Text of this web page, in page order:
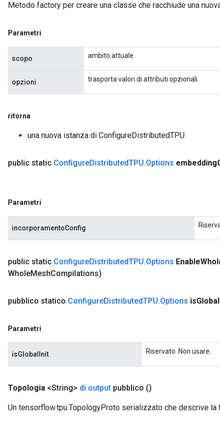
Metodo factory per creare una classe che racchiude una
Parametri
scopo ambito attuale
opzioni trasporta valori di attributi opzionali
ritorna
una nuova istanza di ConfigureDistributedTPU
public static ConfigureDistributedTPU.Options embedding
Parametri
incorporamentoConfig
public static ConfigureDistributedTPU.Options Enable
WholeMeshCompilations)
pubblico statico ConfigureDistributedTPU.Options isGlobal
Parametri
isGlobalInit Riservato. Non usare.
Topologia <String> di output pubblico ()
Un tensorflow.tpu.TopologyProto serializzato che descrive la